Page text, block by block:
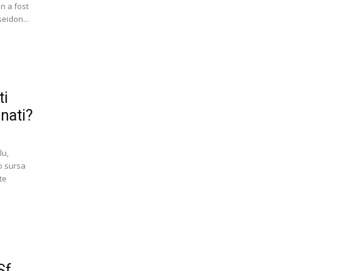
a fost
sursa